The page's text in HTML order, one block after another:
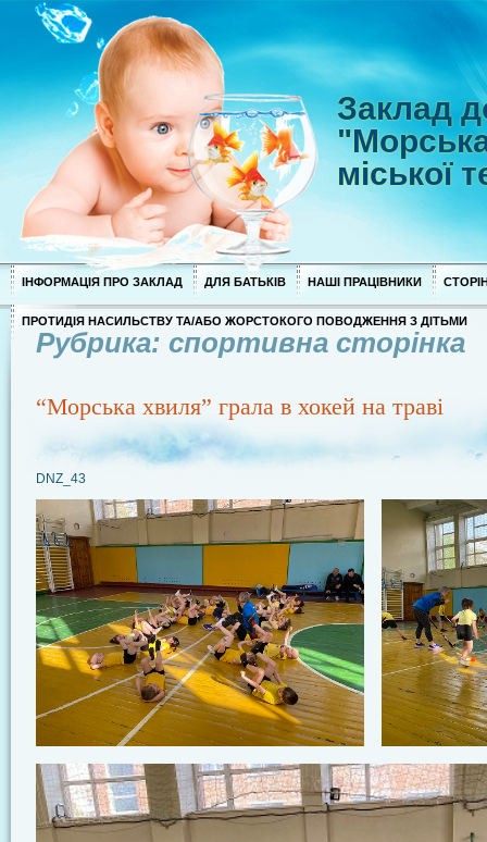
Заклад
міської
ІНФОРМАЦІЯ ПРО ЗАКЛАД ДЛЯ БАТЬКІВ НАШІ ПРАЦІВНИКИ
ПРОТИДІЯ НАСИЛЬСТВУ ТА/АБО ЖОРСТОКОГО ПОВОДЖЕННЯ З ДІТЬМИ
Рубрика: спортивна сторінка
“Морська хвиля” грала в хокей на траві
DNZ_43